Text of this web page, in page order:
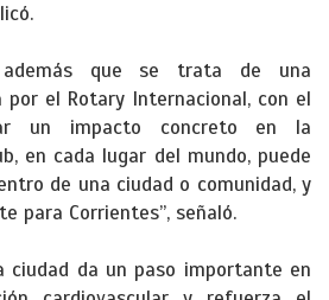
que se trata de una
por el Rotary Internacional, con el
un impacto concreto en la
en cada lugar del mundo, puede
de una ciudad o comunidad, y
para Corrientes”, señaló.
ciudad da un paso importante en